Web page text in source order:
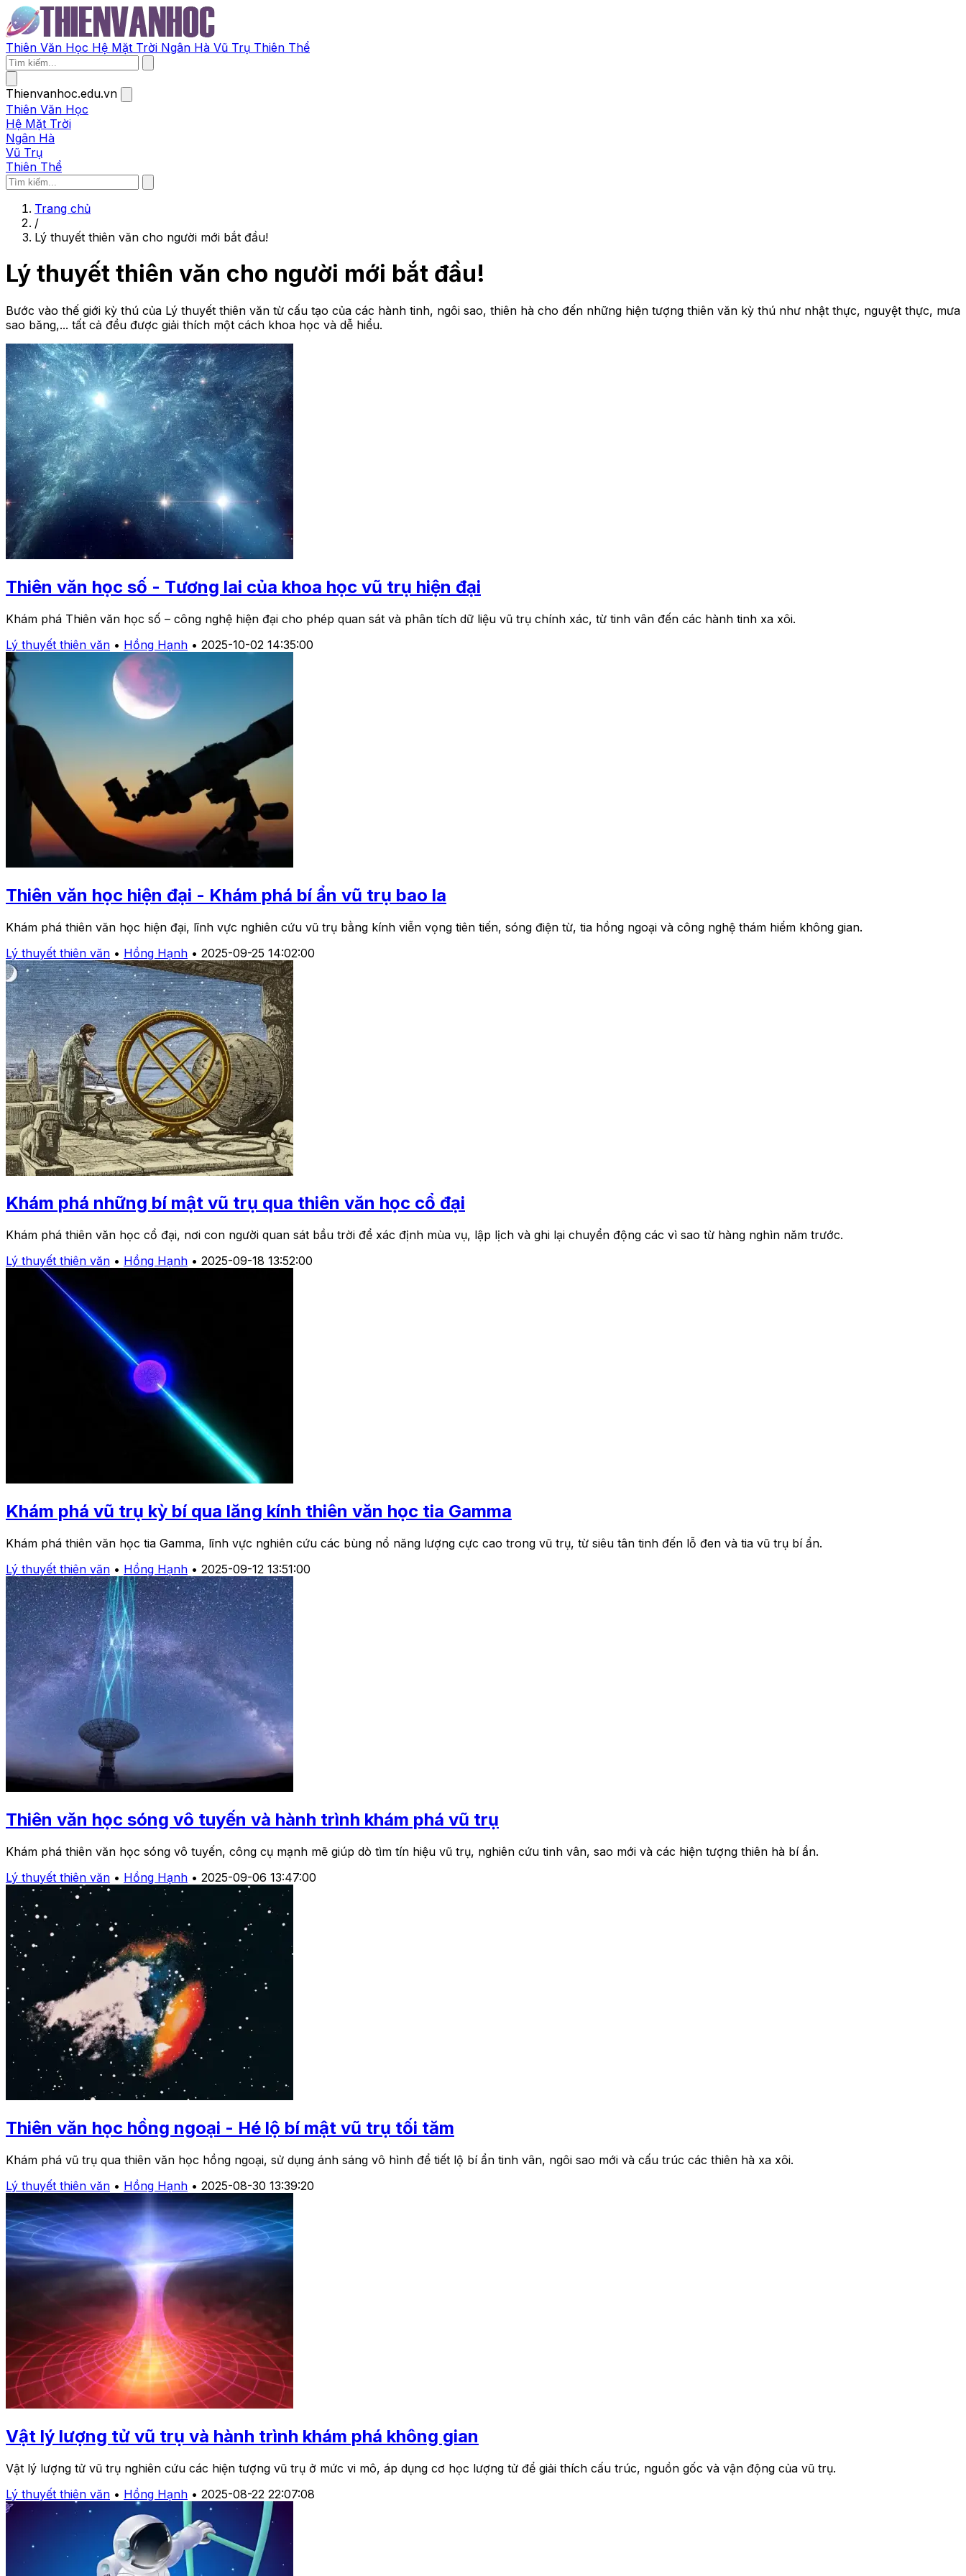
Thiên Văn Học Hệ Mặt Trời Ngân Hà Vũ Trụ Thiên Thể
Thienvanhoc.edu.vn
Thiên Văn Học
Hệ Mặt Trời
Ngân Hà
Vũ Trụ
Thiên Thể
Trang chủ
/
Lý thuyết thiên văn cho người mới bắt đầu!
Lý thuyết thiên văn cho người mới bắt đầu!
Bước vào thế giới kỳ thú của Lý thuyết thiên văn từ cấu tạo của các hành tinh, ngôi sao, thiên hà cho đến những hiện tượng thiên văn kỳ thú như nhật thực, nguyệt thực, mưa
sao băng,... tất cả đều được giải thích một cách khoa học và dễ hiểu.
Thiên văn học số - Tương lai của khoa học vũ trụ hiện đại
Khám phá Thiên văn học số – công nghệ hiện đại cho phép quan sát và phân tích dữ liệu vũ trụ chính xác, từ tinh vân đến các hành tinh xa xôi.
Lý thuyết thiên văn • Hồng Hạnh • 2025-10-02 14:35:00
Thiên văn học hiện đại - Khám phá bí ẩn vũ trụ bao la
Khám phá thiên văn học hiện đại, lĩnh vực nghiên cứu vũ trụ bằng kính viễn vọng tiên tiến, sóng điện từ, tia hồng ngoại và công nghệ thám hiểm không gian.
Lý thuyết thiên văn • Hồng Hạnh • 2025-09-25 14:02:00
Khám phá những bí mật vũ trụ qua thiên văn học cổ đại
Khám phá thiên văn học cổ đại, nơi con người quan sát bầu trời để xác định mùa vụ, lập lịch và ghi lại chuyển động các vì sao từ hàng nghìn năm trước.
Lý thuyết thiên văn • Hồng Hạnh • 2025-09-18 13:52:00
Khám phá vũ trụ kỳ bí qua lăng kính thiên văn học tia Gamma
Khám phá thiên văn học tia Gamma, lĩnh vực nghiên cứu các bùng nổ năng lượng cực cao trong vũ trụ, từ siêu tân tinh đến lỗ đen và tia vũ trụ bí ẩn.
Lý thuyết thiên văn • Hồng Hạnh • 2025-09-12 13:51:00
Thiên văn học sóng vô tuyến và hành trình khám phá vũ trụ
Khám phá thiên văn học sóng vô tuyến, công cụ mạnh mẽ giúp dò tìm tín hiệu vũ trụ, nghiên cứu tinh vân, sao mới và các hiện tượng thiên hà bí ẩn.
Lý thuyết thiên văn • Hồng Hạnh • 2025-09-06 13:47:00
Thiên văn học hồng ngoại - Hé lộ bí mật vũ trụ tối tăm
Khám phá vũ trụ qua thiên văn học hồng ngoại, sử dụng ánh sáng vô hình để tiết lộ bí ẩn tinh vân, ngôi sao mới và cấu trúc các thiên hà xa xôi.
Lý thuyết thiên văn • Hồng Hạnh • 2025-08-30 13:39:20
Vật lý lượng tử vũ trụ và hành trình khám phá không gian
Vật lý lượng tử vũ trụ nghiên cứu các hiện tượng vũ trụ ở mức vi mô, áp dụng cơ học lượng tử để giải thích cấu trúc, nguồn gốc và vận động của vũ trụ.
Lý thuyết thiên văn • Hồng Hạnh • 2025-08-22 22:07:08